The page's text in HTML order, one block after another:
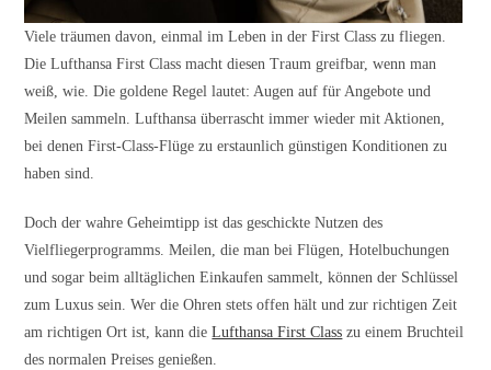
Viele träumen davon, einmal im Leben in der First Class zu fliegen.
Die Lufthansa First Class macht diesen Traum greifbar, wenn man
weiß, wie. Die goldene Regel lautet: Augen auf für Angebote und
Meilen sammeln. Lufthansa überrascht immer wieder mit Aktionen,
bei denen First-Class-Flüge zu erstaunlich günstigen Konditionen zu
haben sind.
Doch der wahre Geheimtipp ist das geschickte Nutzen des
Vielfliegerprogramms. Meilen, die man bei Flügen, Hotelbuchungen
und sogar beim alltäglichen Einkaufen sammelt, können der Schlüssel
zum Luxus sein. Wer die Ohren stets offen hält und zur richtigen Zeit
am richtigen Ort ist, kann dieLufthansa First Class zu einem Bruchteil
des normalen Preises genießen.